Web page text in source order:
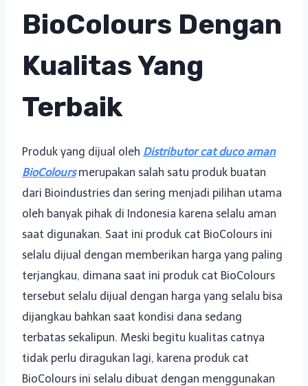
BioColours Dengan
Kualitas Yang
Terbaik
Produk yang dijual oleh Distributor cat duco aman
BioColoursmerupakan salah satu produk buatan
dari Bioindustries dan sering menjadi pilihan utama
oleh banyak pihak di Indonesia karena selalu aman
saat digunakan. Saat ini produk cat BioColours ini
selalu dijual dengan memberikan harga yang paling
terjangkau, dimana saat ini produk cat BioColours
tersebut selalu dijual dengan harga yang selalu bisa
dijangkau bahkan saat kondisi dana sedang
terbatas sekalipun. Meski begitu kualitas catnya
tidak perlu diragukan lagi, karena produk cat
BioColours ini selalu dibuat dengan menggunakan